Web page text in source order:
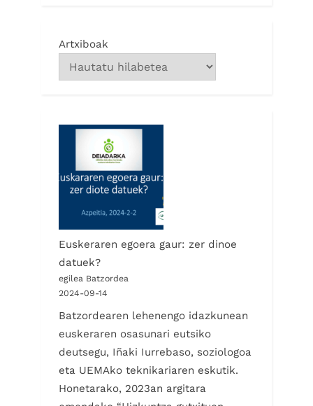
Artxiboak
Euskeraren egoera gaur: zer dinoe
datuek?
egilea Batzordea
2024-09-14
Batzordearen lehenengo idazkunean
euskeraren osasunari eutsiko
deutsegu, Iñaki Iurrebaso, soziologoa
eta UEMAko teknikariaren eskutik.
Honetarako, 2023an argitara